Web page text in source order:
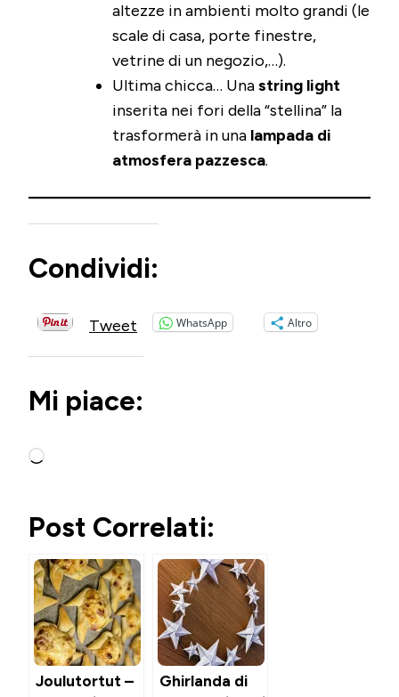
altezze in ambienti molto grandi (le
scale di casa, porte finestre,
vetrine di un negozio,…).
Ultima chicca… Unastring light
inserita nei fori della “stellina” la
trasformerà in una lampada di
atmosfera pazzesca.
Condividi:
Tweet WhatsApp Altro
Mi piace:
Caricamento
Post Correlati:
Joulutortut –
Ghirlanda di